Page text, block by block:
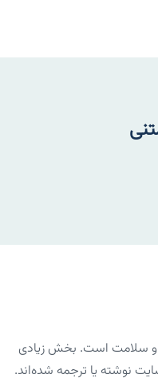
و سلامت است. بخش زیادی
نوشته یا ترجمه شده‌اند.